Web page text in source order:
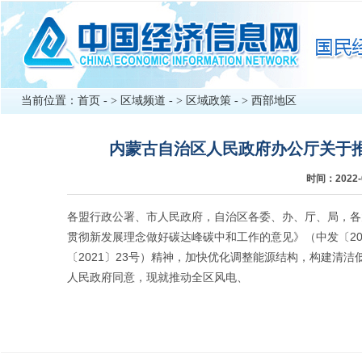
当前位置： 首页 - > 区域频道 - > 区域政策 - > 西部地区
内蒙古自治区人民政府办公厅关于
时间：
各盟行政公署、市人民政府，自治区各委、办、厅、局，
贯彻新发展理念做好碳达峰碳中和工作的意见》（中发〔
〔2021〕23号）精神，加快优化调整能源结构，构建清
人民政府同意，现就推动全区风电、